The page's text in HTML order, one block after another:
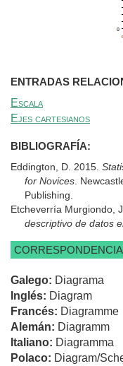
ENTRADAS
Escala
Ejes cartesianos
BIBLIOGRAFÍA:
Eddington, D. 2015.
for Novices .
Publishing.
Etcheverría Murgiondo,
descriptivo de datos
Galego: Diagrama
Inglés: Diagram
Francés: Diagramme
Alemán: Diagramm
Italiano: Diagramma
Polaco: Diagram/